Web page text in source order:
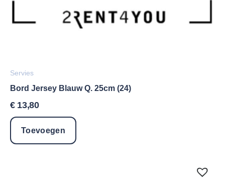
Servies
Bord Jersey Blauw Q. 25cm (24)
€13,80
Toevoegen